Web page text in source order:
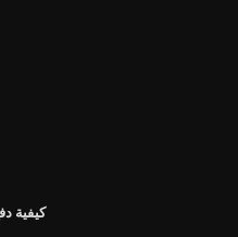
كيفية